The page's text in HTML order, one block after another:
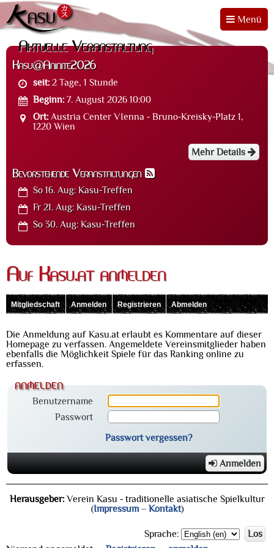
Menü
Aktuelle Veranstaltung
Kasu@Aninite2026
seit: 2 Tage, 1 Stunde
Beginn: 7. August 2026 10:00
Ort: Austria Center VIenna - Bruno-Kreisky-Platz 1,
1220 Wien
Mehr Details
Bevorstehende Veranstaltungen
So 16. Aug:Kasu-Treffen
Fr 21. Aug:Kasu-Treffen
So 30. Aug:Kasu-Treffen
Auf Kasu.at anmelden
Mitgliedschaft Anmelden Registrieren Abmelden
Die Anmeldung auf Kasu.at erlaubt es Kommentare auf dieser
Homepage zu verfassen. Angemeldete Vereinsmitglieder haben
ebenfalls die Möglichkeit Spiele für das Ranking online zu
erfassen.
anmelden
Benutzername
Passwort
Passwort vergessen?
Anmelden
Herausgeber:Verein Kasu - traditionelle asiatische Spielkultur
(Impressum– Kontakt)
Sprache:
Los